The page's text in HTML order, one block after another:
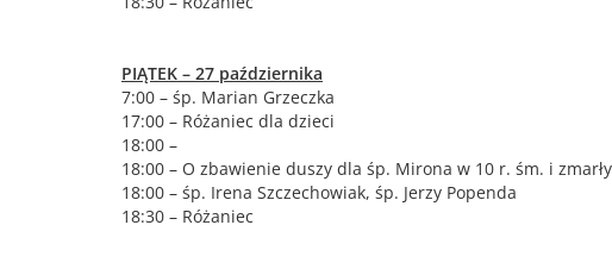
PIĄTEK – 27 października
7:00 – śp. Marian Grzeczka
17:00 – Różaniec dla dzieci
18:00 –
18:00 – O zbawienie duszy dla śp. Mirona w 10 r. śm. i
18:00 – śp. Irena Szczechowiak, śp. Jerzy Popenda
18:30 – Różaniec